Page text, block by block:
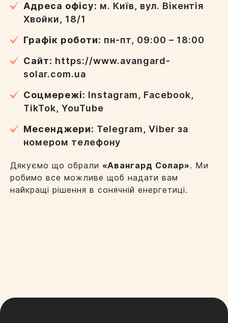
Адреса офісу: м. Київ, вул. Вікентія
Хвойки, 18/1
Графік роботи: пн-пт, 09:00 – 18:00
Сайт: https://www.avangard-
solar.com.ua
Соцмережі: Instagram, Facebook,
TikTok, YouTube
Месенджери: Telegram, Viber за
номером телефону
Дякуємо що обрали «Авангард Солар». Ми
робимо все можливе щоб надати вам
найкращі рішення в сонячній енергетиці.